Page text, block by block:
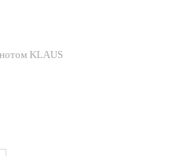
KLAUS